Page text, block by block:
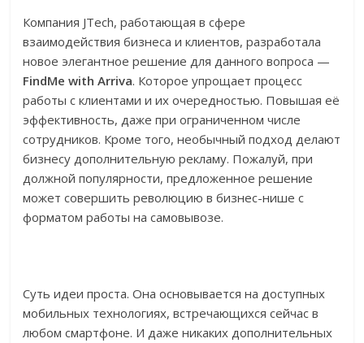
Компания JTech, работающая в сфере
взаимодействия бизнеса и клиентов, разработала
новое элегантное решение для данного вопроса —
FindMe with Arriva. Которое упрощает процесс
работы с клиентами и их очередностью. Повышая её
эффективность, даже при ограниченном числе
сотрудников. Кроме того, необычный подход делают
бизнесу дополнительную рекламу. Пожалуй, при
должной популярности, предложенное решение
может совершить революцию в бизнес-нише с
форматом работы на самовывозе.
Суть идеи проста. Она основывается на доступных
мобильных технологиях, встречающихся сейчас в
любом смартфоне. И даже никаких дополнительных